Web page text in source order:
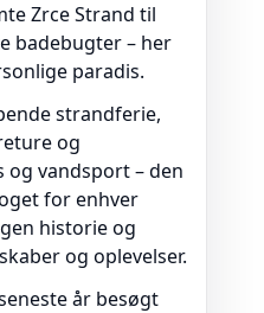
Zrce Strand til
badebugter – her
paradis.
strandferie,
og
vandsport – den
for enhver
historie og
og oplevelser.
år besøgt